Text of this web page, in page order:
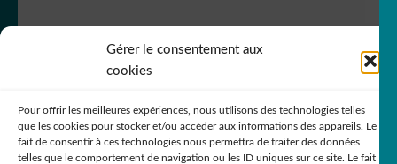
Gérer le consentement aux
cookies
Pour offrir les meilleures expériences, nous utilisons des technologies telles
que les cookies pour stocker et/ou accéder aux informations des appareils. Le
fait de consentir à ces technologies nous permettra de traiter des données
telles que le comportement de navigation ou les ID uniques sur ce site. Le fait
RCS Bergerac SIREN 751